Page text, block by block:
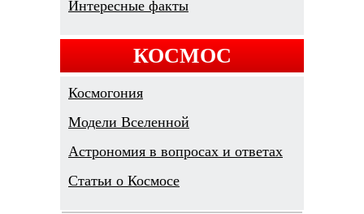
Интересные факты
КОСМОС
Космогония
Модели Вселенной
Астрономия в вопросах и ответах
Cтатьи о Космосе